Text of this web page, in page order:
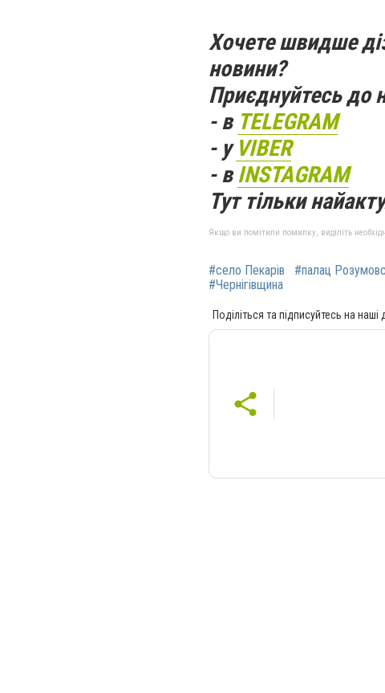
Хочете швидше
новини?
Приєднуйтесь до
- в TELEGRAM
- у VIBER
- вINSTAGRAM
Тут тільки
Якщо ви помітили помилку, виділіть
#село Пекарів #палац
#Чернігівщина
Поділіться та підписуйтесь на